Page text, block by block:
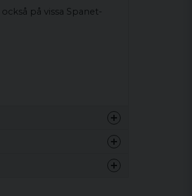
på vissa Spanet-
för att skapa en